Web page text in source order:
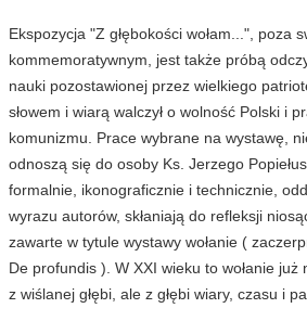
Ekspozycja "Z głębokości wołam...", poza
kommemoratywnym, jest także próbą
nauki pozostawionej przez wielkiego
słowem i wiarą walczył o wolność Polski i
komunizmu. Prace wybrane na wystawę,
odnoszą się do osoby Ks. Jerzego
formalnie, ikonograficznie i technicznie,
wyrazu autorów, skłaniają do refleksji
zawarte w tytule wystawy wołanie (
De profundis ). W XXI wieku to wołanie już
z wiślanej głębi, ale z głębi wiary, czasu i